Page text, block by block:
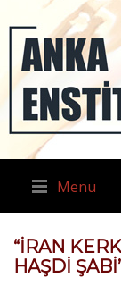
Menu
“İRAN
HAŞDİ